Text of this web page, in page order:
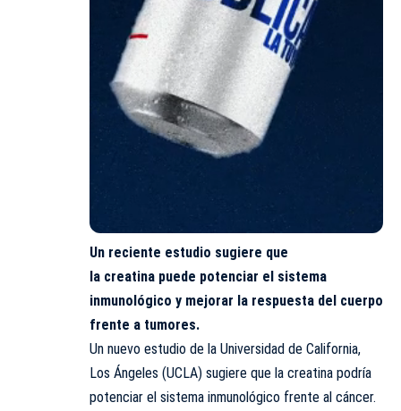
Un reciente estudio sugiere que
la creatina puede potenciar el sistema
inmunológico y mejorar la respuesta del cuerpo
frente a tumores.
Un nuevo estudio de la Universidad de California,
Los Ángeles (UCLA) sugiere que la creatina podría
potenciar el sistema inmunológico frente al cáncer.